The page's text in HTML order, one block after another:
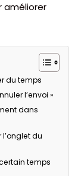
améliorer
du temps
l’envoi »
dans
du
temps